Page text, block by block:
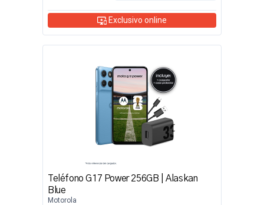
Exclusivo online
Teléfono G17 Power 256GB | Alaskan
Blue
Motorola